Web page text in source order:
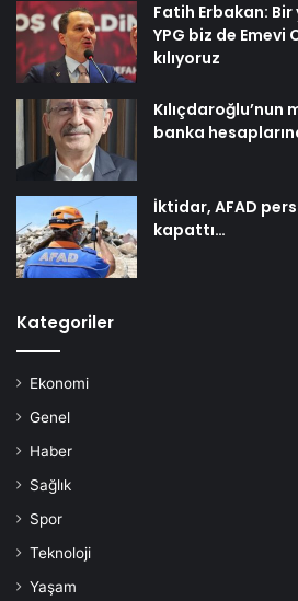
Fatih Erbakan:
YPG biz de Emevi
kılıyoruz
Kılıçdaroğlu’nun
banka
İktidar, AFAD
kapattı…
Kategoriler
Ekonomi
Genel
Haber
Sağlık
Spor
Teknoloji
Yaşam